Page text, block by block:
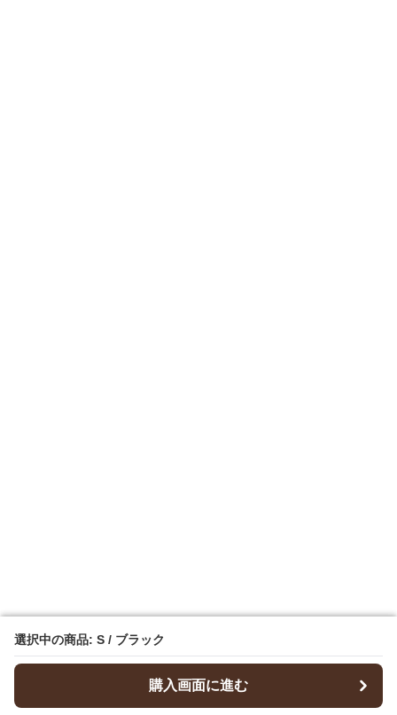
選択中の商品: S / ブラック
購入画面に進む
選択中の商品: S / ブラック
購入画面に進む